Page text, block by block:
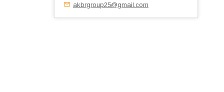
akbrgroup25@gmail.com